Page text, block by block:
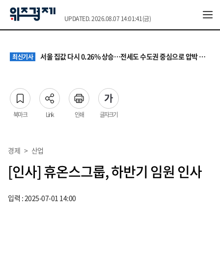
UPDATED. 2026.08.07 14:01:41(금)
최신기사 서울 집값 다시 0.26% 상승…전세도 수도권 중심으로 압박 커져
최신기사 원·하청 교섭 갈등에 안전 지원 위축까지… 노란봉투법 불확실성 해법은
최신기사 청소년 혐오 표현, '처벌과 낙인'에서 '교양과 상식'으로
북마크 Link 인쇄 글자크기
경제 > 산업
[인사] 휴온스그룹, 하반기 임원 인사
입력 : 2025-07-01 14:00